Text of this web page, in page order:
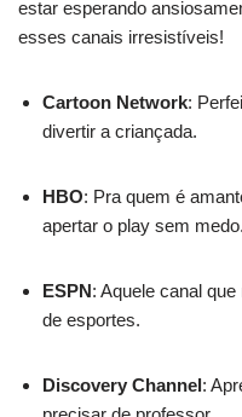
estar esperando
esses canais irresistíveis!
Cartoon Network:
divertir a criançada.
HBO: Pra quem é
apertar o play sem medo.
ESPN: Aquele canal
de esportes.
Discovery Channel: